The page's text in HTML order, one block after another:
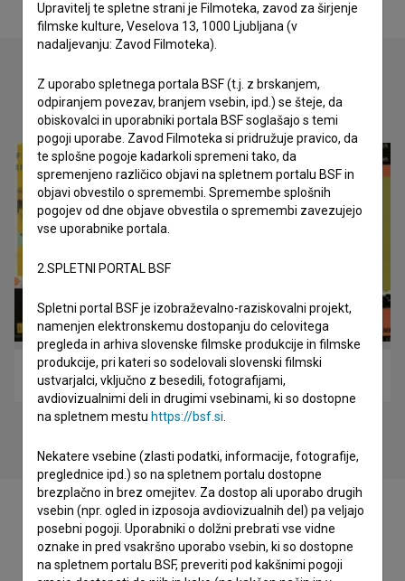
Oglejte si
LGBT_SLO_1984 (2022)
Filmografija (25)
Upravitelj te spletne strani je Filmoteka, zavod za širjenje
filmske kulture, Veselova 13, 1000 Ljubljana (v
nadaljevanju: Zavod Filmoteka).
Z uporabo spletnega portala BSF (t.j. z brskanjem,
odpiranjem povezav, branjem vsebin, ipd.) se šteje, da
obiskovalci in uporabniki portala BSF soglašajo s temi
pogoji uporabe. Zavod Filmoteka si pridružuje pravico, da
te splošne pogoje kadarkoli spremeni tako, da
spremenjeno različico objavi na spletnem portalu BSF in
objavi obvestilo o spremembi. Spremembe splošnih
pogojev od dne objave obvestila o spremembi zavezujejo
vse uporabnike portala.
2.SPLETNI PORTAL BSF
Spletni portal BSF je izobraževalno-raziskovalni projekt,
namenjen elektronskemu dostopanju do celovitega
pregleda in arhiva slovenske filmske produkcije in filmske
produkcije, pri kateri so sodelovali slovenski filmski
ustvarjalci, vključno z besedili, fotografijami,
avdiovizualnimi deli in drugimi vsebinami, ki so dostopne
na spletnem mestu https://bsf.si
Nekatere vsebine (zlasti podatki, informacije, fotografije,
preglednice ipd.) so na spletnem portalu dostopne
brezplačno in brez omejitev. Za dostop ali uporabo drugih
vsebin (npr. ogled in izposoja avdiovizualnih del) pa veljajo
posebni pogoji. Uporabniki o dolžni prebrati vse vidne
oznake in pred vsakršno uporabo vsebin, ki so dostopne
na spletnem portalu BSF, preveriti pod kakšnimi pogoji